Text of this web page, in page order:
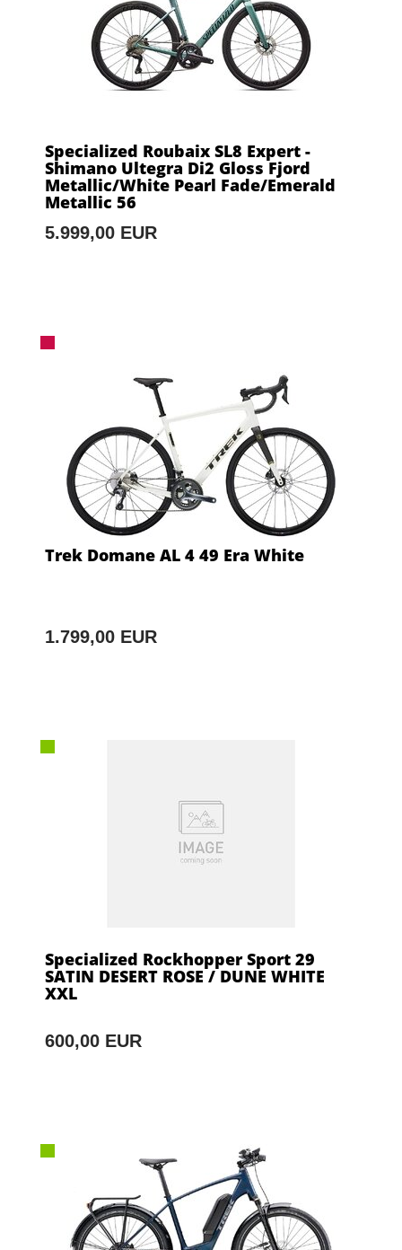
Specialized Roubaix SL8 Expert -
Shimano Ultegra Di2 Gloss Fjord
Metallic/White Pearl Fade/Emerald
Metallic 56
5.999,00 EUR
Trek Domane AL 4 49 Era White
1.799,00 EUR
Specialized Rockhopper Sport 29
SATIN DESERT ROSE / DUNE WHITE
XXL
600,00 EUR